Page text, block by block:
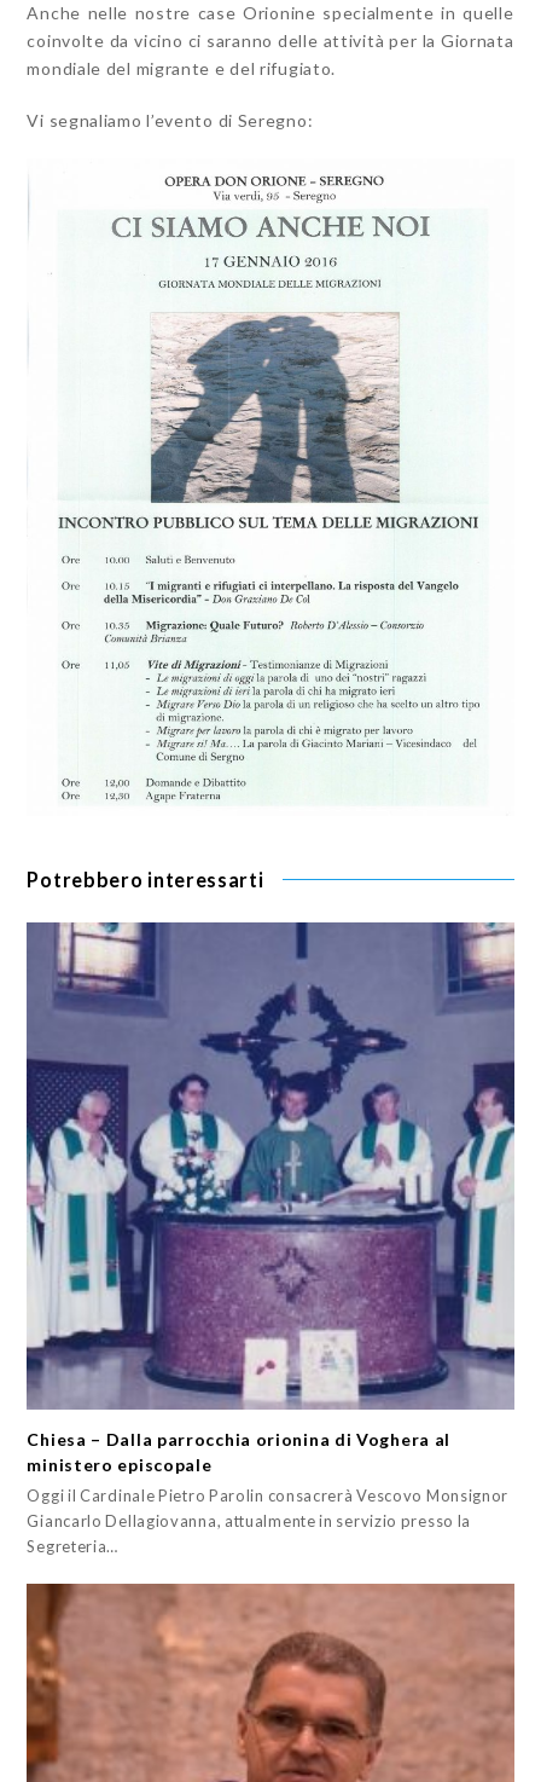
Anche nelle nostre case Orionine specialmente in quelle
coinvolte da vicino ci saranno delle attività per la Giornata
mondiale del migrante e del rifugiato.
Vi segnaliamo l’evento di Seregno:
Potrebbero interessarti
Chiesa – Dalla parrocchia orionina di Voghera al
ministero episcopale
Oggi il Cardinale Pietro Parolin consacrerà Vescovo Monsignor
Giancarlo Dellagiovanna, attualmente in servizio presso la
Segreteria…